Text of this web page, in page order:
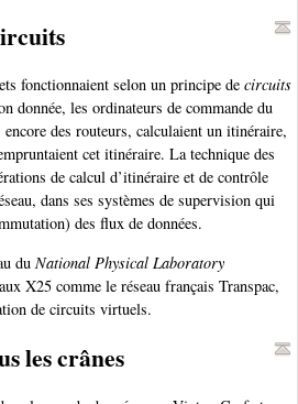
fonctionnaient selon un principe de circuits
donnée, les ordinateurs de commande du
encore des routeurs, calculaient un itinéraire,
cet itinéraire. La technique des
de calcul d’itinéraire et de contrôle
dans ses systèmes de supervision qui
des flux de données.
du National Physical Laboratory
X25 comme le réseau français Transpac,
de circuits virtuels.
les crânes